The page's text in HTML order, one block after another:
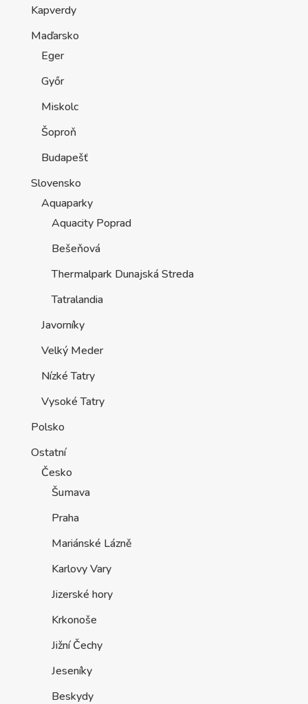
Kapverdy
Maďarsko
Eger
Győr
Miskolc
Šoproň
Budapešť
Slovensko
Aquaparky
Aquacity Poprad
Bešeňová
Thermalpark Dunajská Streda
Tatralandia
Javorníky
Velký Meder
Nízké Tatry
Vysoké Tatry
Polsko
Ostatní
Česko
Šumava
Praha
Mariánské Lázně
Karlovy Vary
Jizerské hory
Krkonoše
Jižní Čechy
Jeseníky
Beskydy